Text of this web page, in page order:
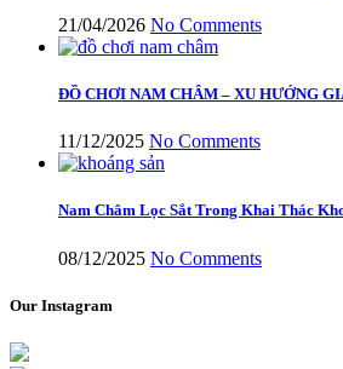
21/04/2026 No Comments
ĐỒ CHƠI NAM CHÂM – XU HƯỚNG
11/12/2025 No Comments
Nam Châm Lọc Sắt Trong Khai Thác
08/12/2025 No Comments
Our Instagram